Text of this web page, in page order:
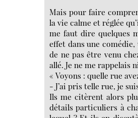
Mais pour faire
la vie calme et réglée
me faut dire quelques
effet dans une
de ne pas être venu
allé. Je ne me rappelais
« Voyons : quelle rue
- J’ai pris telle rue, je
Ils me citèrent alors
détails particuliers à